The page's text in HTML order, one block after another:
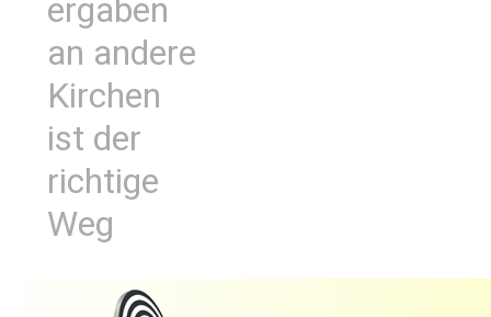
ergaben
an andere
Kirchen
ist der
richtige
Weg